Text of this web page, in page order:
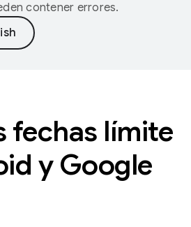
contener errores.
fechas límite
y Google